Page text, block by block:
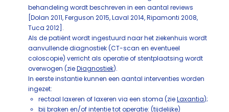
behandeling wordt beschreven in een aantal reviews
[Dolan 2011, Ferguson 2015, Laval 2014, Ripamonti 2008,
Tuca 2012].
Als de patiënt wordt ingestuurd naar het ziekenhuis wordt
aanvullende diagnostiek (CT-scan en eventueel
coloscopie) verricht als operatie of stentplaatsing wordt
overwogen (zieDiagnostiek).
In eerste instantie kunnen een aantal interventies worden
ingezet:
rectaal laxeren of laxeren via een stoma (zieLaxantia);
bij braken en/of intentie tot operatie: (tijdelijke)